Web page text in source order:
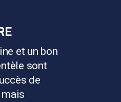
et un bon
sont
de